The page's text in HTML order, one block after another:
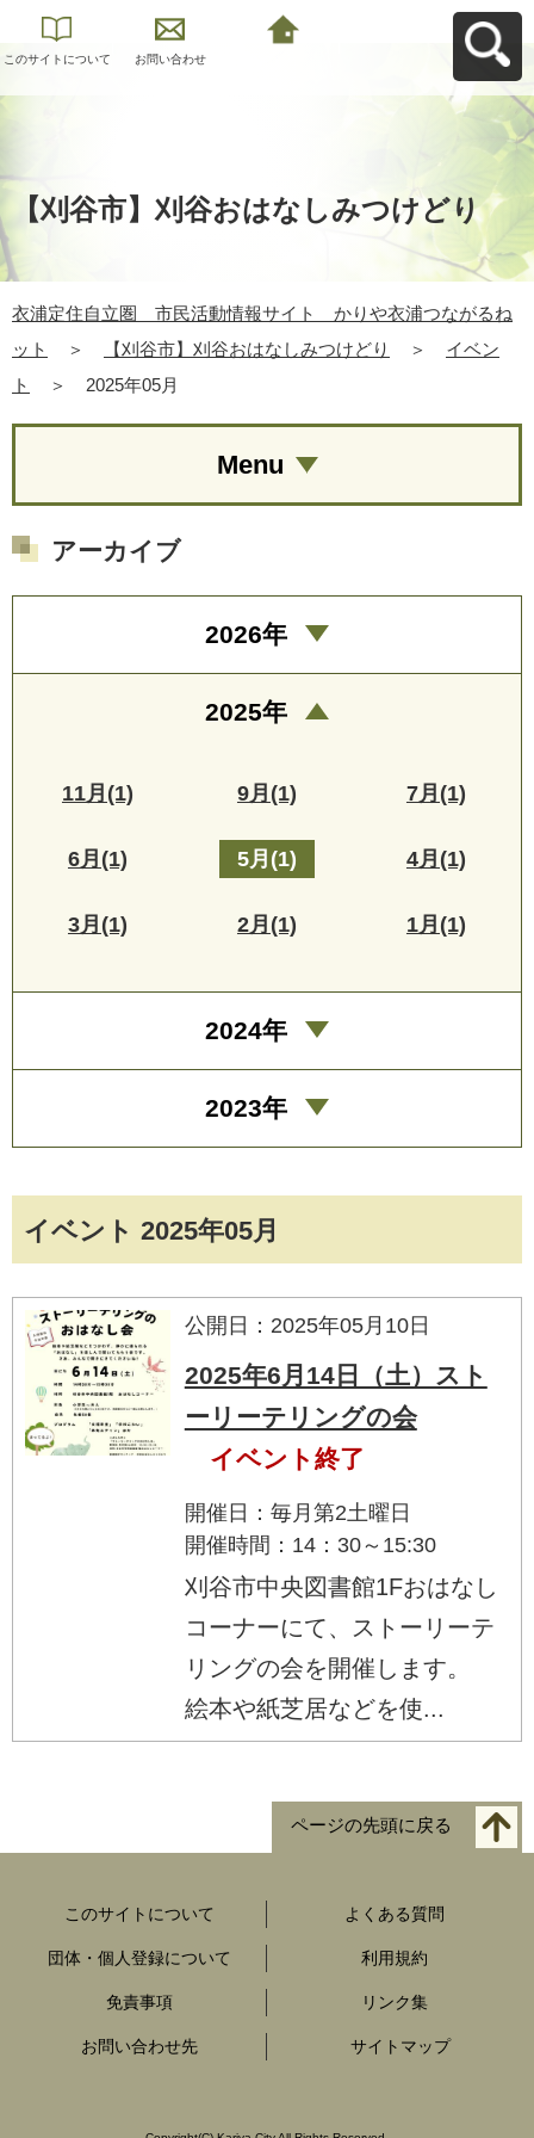
このサイトについて お問い合わせ
【刈谷市】刈谷おはなしみつけどり
衣浦定住自立圏 市民活動情報サイト かりや衣浦つながるね
ット
＞ 【刈谷市】刈谷おはなしみつけどり ＞
イベン
ト
＞ 2025年05月
イベント 2025年05月
公開日：2025年05月10日
2025年6月14日（土）スト
ーリーテリングの会
イベント終了
開催日：毎月第2土曜日
開催時間：14：30～15:30
刈谷市中央図書館1Fおはなし
コーナーにて、ストーリーテ
リングの会を開催します。
絵本や紙芝居などを使...
Menu
アーカイブ
2026年
2025年
11月(1) 9月(1) 7月(1)
6月(1) 5月(1) 4月(1)
3月(1) 2月(1) 1月(1)
2024年
2023年
ページの先頭に戻る
このサイトについて よくある質問
団体・個人登録について 利用規約
免責事項 リンク集
お問い合わせ先 サイトマップ